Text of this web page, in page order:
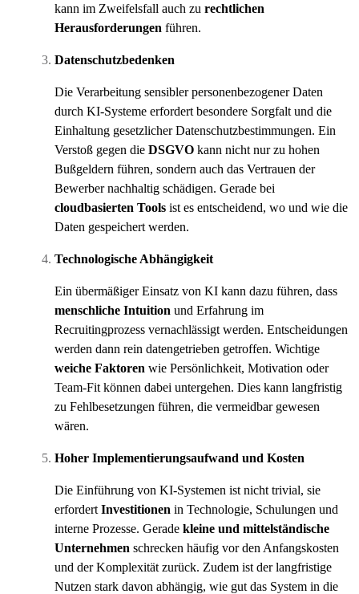
kann im Zweifelsfall auch zu rechtlichen
Herausforderungen führen.
Datenschutzbedenken
Die Verarbeitung sensibler personenbezogener Daten
durch KI-Systeme erfordert besondere Sorgfalt und die
Einhaltung gesetzlicher Datenschutzbestimmungen. Ein
Verstoß gegen die DSGVO kann nicht nur zu hohen
Bußgeldern führen, sondern auch das Vertrauen der
Bewerber nachhaltig schädigen. Gerade bei
cloudbasierten Tools ist es entscheidend, wo und wie die
Daten gespeichert werden.
Technologische Abhängigkeit
Ein übermäßiger Einsatz von KI kann dazu führen, dass
menschliche Intuition und Erfahrung im
Recruitingprozess vernachlässigt werden. Entscheidungen
werden dann rein datengetrieben getroffen. Wichtige
weiche Faktoren wie Persönlichkeit, Motivation oder
Team-Fit können dabei untergehen. Dies kann langfristig
zu Fehlbesetzungen führen, die vermeidbar gewesen
wären.
Hoher Implementierungsaufwand und Kosten
Die Einführung von KI-Systemen ist nicht trivial, sie
erfordert Investitionen in Technologie, Schulungen und
interne Prozesse. Gerade kleine und mittelständische
Unternehmen schrecken häufig vor den Anfangskosten
und der Komplexität zurück. Zudem ist der langfristige
Nutzen stark davon abhängig, wie gut das System in die